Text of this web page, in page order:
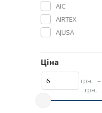
AIC
AIRTEX
AJUSA
ASMETAL
Ціна
грн. –
грн.